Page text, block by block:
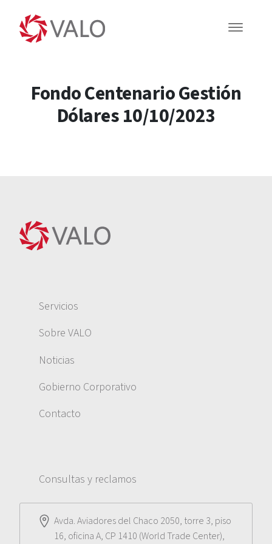
Fondo Centenario Gestión
Dólares 10/10/2023
Servicios
Sobre VALO
Noticias
Gobierno Corporativo
Contacto
Consultas y reclamos
Avda. Aviadores del Chaco 2050, torre 3, piso
16, oficina A, CP 1410 (World Trade Center),